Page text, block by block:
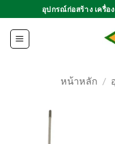
ไป
เนื้อหา
อุปกรณ์ก่อสร้าง เครื่อ
หน้าหลัก /